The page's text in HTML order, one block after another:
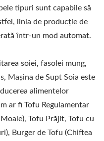
tipuri sunt capabile să
linia de producție de
într-un mod automat.
soiei, fasolei mung,
Mașina de Supt Soia este
alimentelor
ar fi Tofu Regulamentar
Tofu Prăjit, Tofu cu
Burger de Tofu (Chiftea